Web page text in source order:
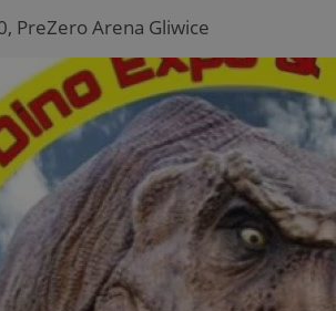
PreZero Arena Gliwice